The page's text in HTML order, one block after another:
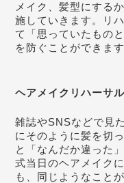
メイク、髪型にする
施していきます。リ
て「思っていたもの
を防ぐことができます
ヘアメイクリハーサ
雑誌やSNSなどで見
にそのように髪を切
と「なんだか違った
式当日のヘアメイク
も、同じようなこと